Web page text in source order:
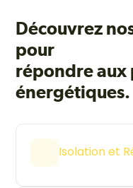
Découvrez
pour
répondre
énergétiques.
Isolation et